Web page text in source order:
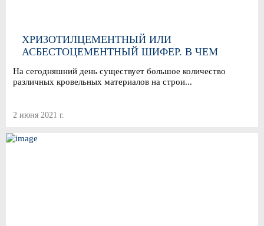
ХРИЗОТИЛЦЕМЕНТНЫЙ ИЛИ
АСБЕСТОЦЕМЕНТНЫЙ ШИФЕР. В ЧЕМ
На сегодняшний день существует большое количество
различных кровельных материалов на строи...
2 июня 2021 г.